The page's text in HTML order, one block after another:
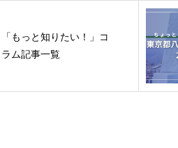
「もっと知りたい！」コ
ラム記事一覧